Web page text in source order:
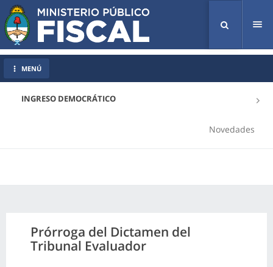
INGRESO DEMOCRÁTICO
Novedades
MENÚ
Prórroga del Dictamen del
Tribunal Evaluador